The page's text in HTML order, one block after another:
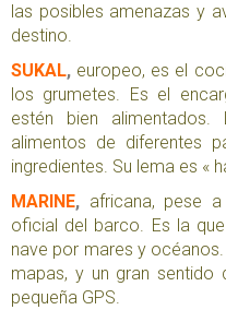
las posibles amenazas y
destino.
SUKAL, europeo, es el
los grumetes. Es el
estén bien
alimentos de diferentes
ingredientes. Su lema es «
MARINE, africana, pese
oficial del barco. Es la
nave por mares y
mapas, y un gran sentido
pequeña GPS.